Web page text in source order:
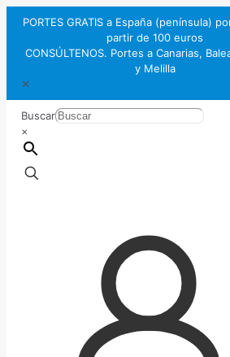
PORTES GRATIS a España (península)
partir de 100 euros
CONSÚLTENOS. Portes a Canarias,
y Melilla
✕
Buscar
×